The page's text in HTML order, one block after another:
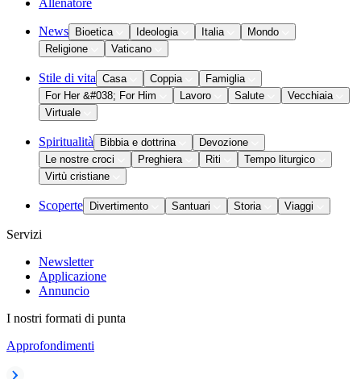
Allenatore
News Bioetica Ideologia Italia
Mondo
Religione
Vaticano
Stile di vita Casa Coppia
Famiglia
For Her &#038; For Him
Lavoro Salute
Vecchiaia
Virtuale
Spiritualità Bibbia e dottrina
Devozione
Le nostre croci
Preghiera Riti
Tempo liturgico
Virtù cristiane
Scoperte Divertimento Santuari Storia Viaggi
Servizi
Newsletter
Applicazione
Annuncio
I nostri formati di punta
Approfondimenti